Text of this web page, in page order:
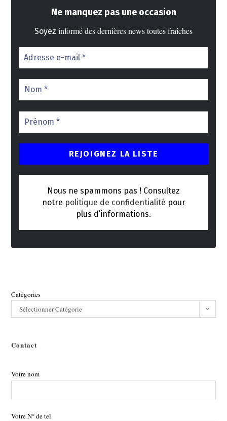
Ne manquez pas une occasion
Soyez informé des dernières news toutes fraîches
Nous ne spammons pas ! Consultez
notre politique de confidentialité pour
plus d’informations.
Catégories
Sélectionner Catégorie
Contact
Votre nom
Votre N° de tel